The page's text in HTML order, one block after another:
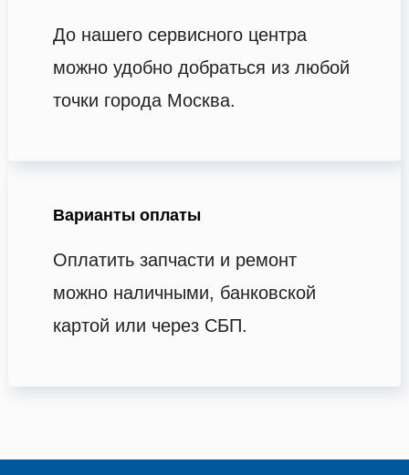
До нашего сервисного центра
можно удобно добраться из любой
точки города Москва.
Варианты оплаты
Оплатить запчасти и ремонт
можно наличными, банковской
картой или через СБП.